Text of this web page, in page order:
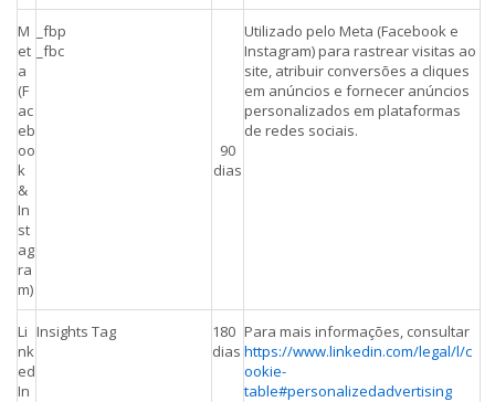
M
et
a
(F
ac
eb
oo
k
&
In
st
ag
ra
m)
_fbp
_fbc
90
dias
Utilizado pelo Meta (Facebook e
Instagram) para rastrear visitas ao
site, atribuir conversões a cliques
em anúncios e fornecer anúncios
personalizados em plataformas
de redes sociais.
Li
nk
ed
In
Insights Tag
180
dias
Para mais informações, consultar
https://www.linkedin.com/legal/l/c
ookie-
table#personalizedadvertising